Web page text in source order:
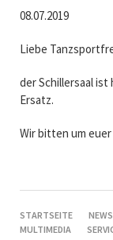
08.07.2019
Liebe
der Schillersaal
Ersatz.
Wir bitten um
NAVIGATION
ÜBERSPRINGEN
STARTSEITE NEWS
MULTIMEDIA